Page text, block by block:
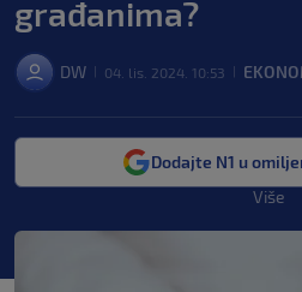
građanima?
DW 04. lis. 2024. 10:53
Dodajte N1 u
Više